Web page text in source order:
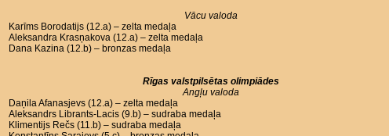
Vācu valoda
Karīms Borodatijs (12.a) – zelta medaļa
Aleksandra Krasņakova (12.a) – zelta medaļa
Dana Kazina (12.b) – bronzas medaļa
Rīgas valstpilsētas olimpiādes
Angļu valoda
Daņila Afanasjevs (12.a) – zelta medaļa
Aleksandrs Librants-Lacis (9.b) – sudraba medaļa
Klimentijs Rečs (11.b) – sudraba medaļa